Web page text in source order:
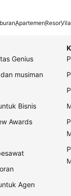
ApartemenResorVila
Genius
musiman
Bisnis
Awards
Agen